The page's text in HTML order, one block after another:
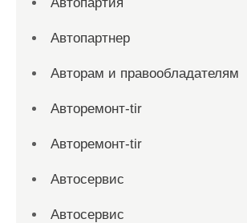
Автопартнер
Авторам и правообладателям
Авторемонт-tir
Авторемонт-tir
Автосервис
Автосервис